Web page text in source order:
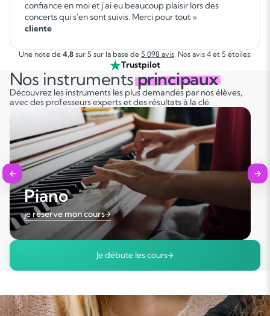
confiance en moi et j'ai eu beaucoup plaisir lors des
concerts qui s'en sont suivis. Merci pour tout »
cliente
Une note de 4,8sur 5 sur la base de 5 098 avis. Nos avis 4 et 5 étoiles.
Trustpilot
Nos instrumentsprincipaux
Découvrez les instruments les plus demandés par nos élèves,
avec des professeurs experts et des résultats à la clé.
Piano
je réserve mon cours
Je débute les cours
Soutien scolaire
Cours de musique